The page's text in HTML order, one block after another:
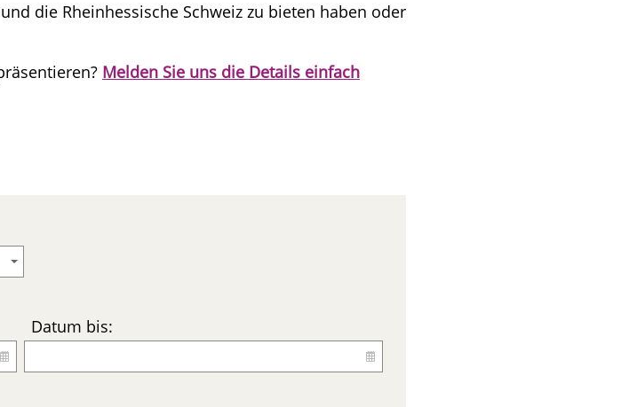
die Rheinhessische Schweiz zu bieten haben oder
Melden Sie uns die Details einfach
Datum bis: